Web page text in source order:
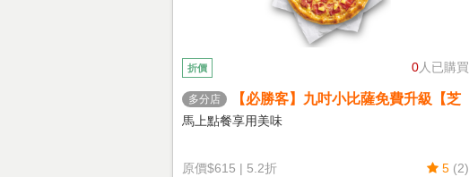
0人已購買
折價
多分店
【必勝客】九吋小比薩免費升級【芝
心餅皮】享樂券
馬上點餐享用美味
原價$615 | 5.2折 5 (2)